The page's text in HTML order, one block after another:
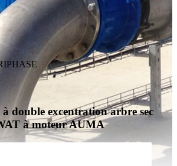
double excentration arbre sec
à moteur AUMA